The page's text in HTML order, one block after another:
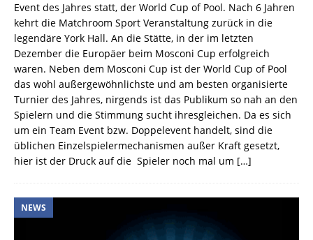
Event des Jahres statt, der World Cup of Pool. Nach 6 Jahren
kehrt die Matchroom Sport Veranstaltung zurück in die
legendäre York Hall. An die Stätte, in der im letzten
Dezember die Europäer beim Mosconi Cup erfolgreich
waren. Neben dem Mosconi Cup ist der World Cup of Pool
das wohl außergewöhnlichste und am besten organisierte
Turnier des Jahres, nirgends ist das Publikum so nah an den
Spielern und die Stimmung sucht ihresgleichen. Da es sich
um ein Team Event bzw. Doppelevent handelt, sind die
üblichen Einzelspielermechanismen außer Kraft gesetzt,
hier ist der Druck auf die Spieler noch mal um […]
NEWS